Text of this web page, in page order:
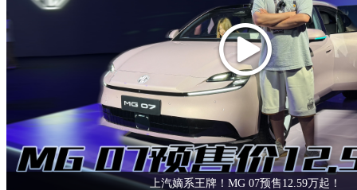
纯电续航1100km，腾势Z9S预售价31.98万元